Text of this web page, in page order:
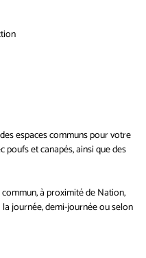
espaces communs pour votre
poufs et canapés, ainsi que des
à proximité de Nation,
journée, demi-journée ou selon